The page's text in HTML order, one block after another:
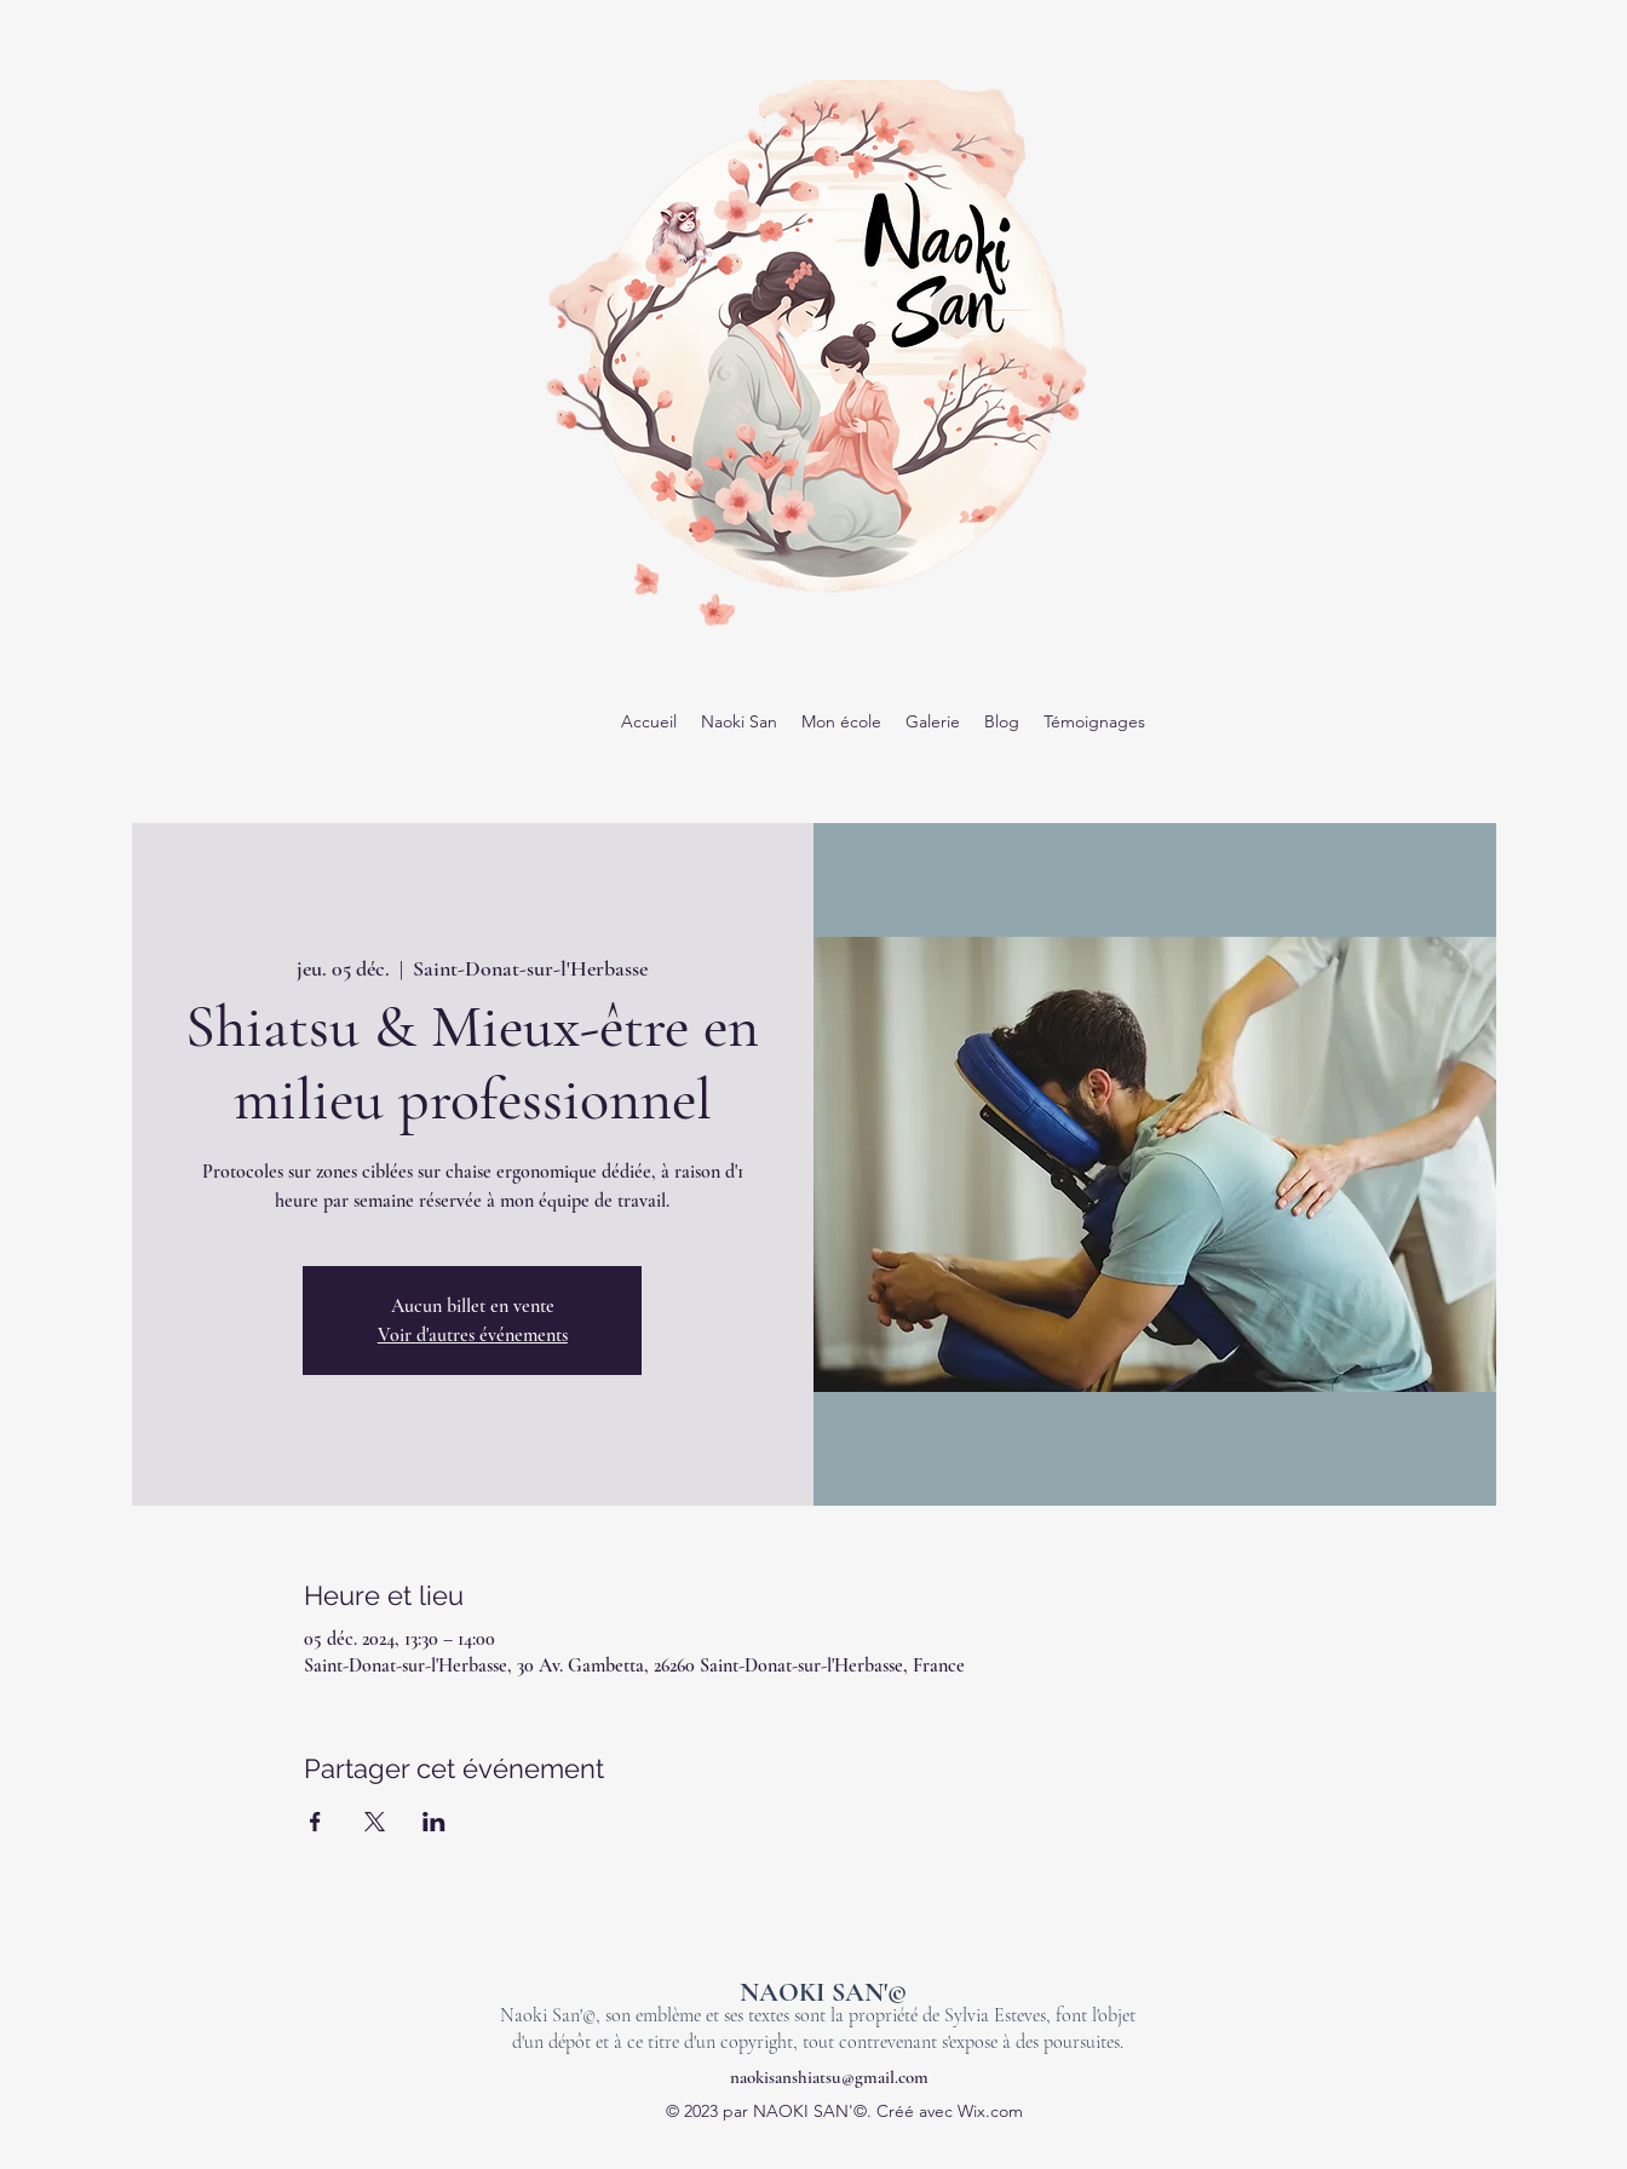
Accueil Naoki San Mon école Galerie Blog Témoignages
jeu. 05 déc.
  |
Saint-Donat-sur-l'Herbasse
Shiatsu & Mieux-être en
milieu professionnel
Protocoles sur zones ciblées sur chaise ergonomique dédiée, à raison d'1
heure par semaine réservée à mon équipe de travail.
Aucun billet en vente
Voir d'autres événements
Heure et lieu
05 déc. 2024, 13:30 – 14:00
Saint-Donat-sur-l'Herbasse, 30 Av. Gambetta, 26260 Saint-Donat-sur-l'Herbasse, France
Partager cet événement
NAOKI SAN'©
Naoki San'©, son emblème et ses textes sont la propriété de Sylvia Esteves, font l'objet
d'un dépôt et à ce titre d'un copyright, tout contrevenant s'expose à des poursuites.
naokisanshiatsu@gmail.com
© 2023 par NAOKI SAN'©. Créé avec Wix.com